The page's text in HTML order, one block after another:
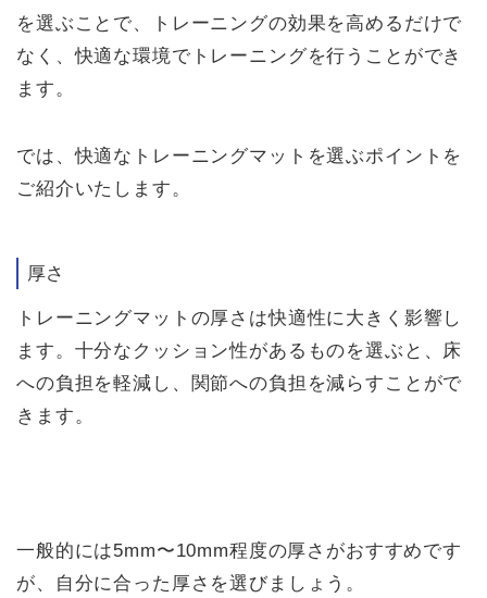
を選ぶことで、トレーニングの効果を高めるだけで
なく、快適な環境でトレーニングを行うことができ
ます。
では、快適なトレーニングマットを選ぶポイントを
ご紹介いたします。
厚さ
トレーニングマットの厚さは快適性に大きく影響し
ます。十分なクッション性があるものを選ぶと、床
への負担を軽減し、関節への負担を減らすことがで
きます。
一般的には5mm〜10mm程度の厚さがおすすめです
が、自分に合った厚さを選びましょう。